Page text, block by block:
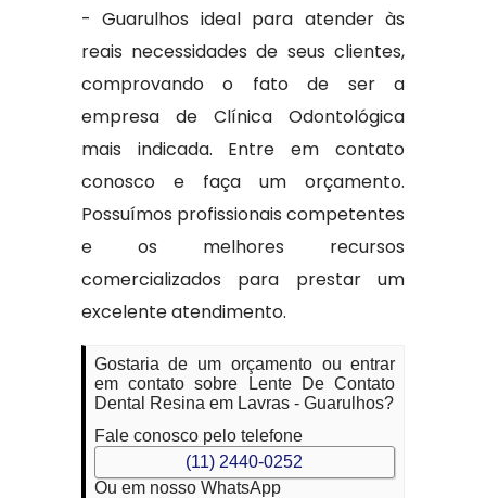
- Guarulhos ideal para atender às
reais necessidades de seus clientes,
comprovando o fato de ser a
empresa de Clínica Odontológica
mais indicada. Entre em contato
conosco e faça um orçamento.
Possuímos profissionais competentes
e os melhores recursos
comercializados para prestar um
excelente atendimento.
Gostaria de um orçamento ou entrar
em contato sobre Lente De Contato
Dental Resina em Lavras - Guarulhos?
Fale conosco pelo telefone
(11) 2440-0252
Ou em nosso WhatsApp